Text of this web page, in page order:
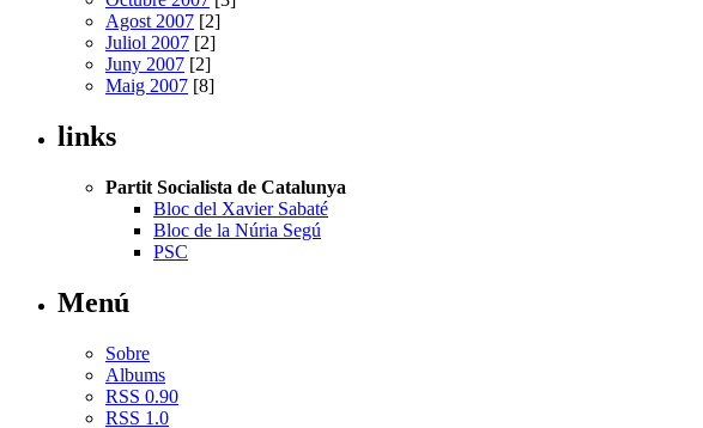
Agost 2007 [2]
Juliol 2007 [2]
Juny 2007 [2]
Maig 2007 [8]
links
Partit Socialista de Catalunya
Bloc del Xavier Sabaté
Bloc de la Núria Segú
PSC
Menú
Sobre
Albums
RSS 0.90
RSS 1.0